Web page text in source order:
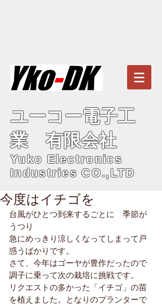
ユーコー電子工
業 有限会社
Yuko Electronics
Industries CO.,LTD
今度はイチゴを
台風がひとつ到来するごとに　季節が
うつり
急にめっきり涼しくなってしまって戸
惑うばかりです。
さて、今年はゴーヤが豊作だったので
調子に乗って次の栽培に挑戦です。
リクエストの多かった「イチゴ」の苗
を植えました。となりのプランターで